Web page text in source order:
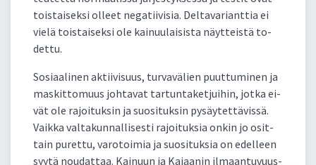
tois­tai­sek­si ol­leet ne­ga­tii­vi­sia. Del­ta­va­riant­tia ei
vie­lä tois­tai­sek­si ole kai­nuu­lai­sis­ta näyt­teis­tä to­
det­tu.
So­siaa­li­nen ak­tii­vi­suus, tur­va­vä­lien puut­tu­mi­nen ja
mas­kit­to­muus joh­ta­vat tar­tun­ta­ket­jui­hin, jot­ka ei­
vät ole ra­joi­tuk­sin ja suo­si­tuk­sin py­säy­tet­tä­vis­sä.
Vaik­ka val­ta­kun­nal­li­ses­ti ra­joi­tuk­sia on­kin jo osit­
tain pu­ret­tu, va­ro­toi­mia ja suo­si­tuk­sia on edel­leen
syy­tä nou­dat­taa. Kai­nuun ja Ka­jaa­nin il­maan­tu­vuus­